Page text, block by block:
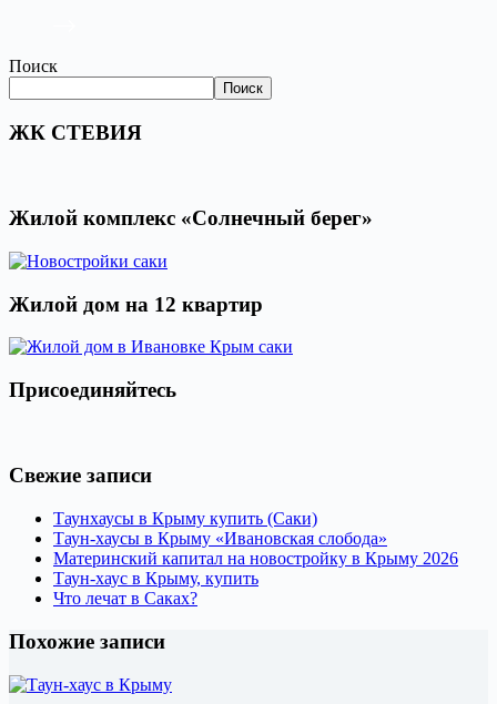
Поиск
Поиск
ЖК СТЕВИЯ
Жилой комплекс «Солнечный берег»
Жилой дом на 12 квартир
Присоединяйтесь
Свежие записи
Таунхаусы в Крыму купить (Саки)
Таун-хаусы в Крыму «Ивановская слобода»
Материнский капитал на новостройку в Крыму 2026
Таун-хаус в Крыму, купить
Что лечат в Саках?
Похожие записи